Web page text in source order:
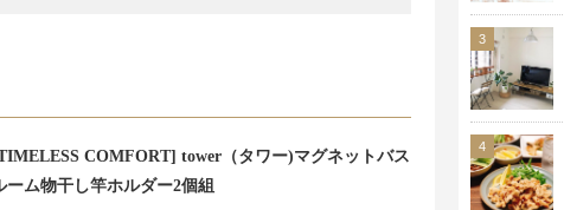
COMFORT] tower（タワー)マグネットバス
ーム物干し竿ホルダー2個組